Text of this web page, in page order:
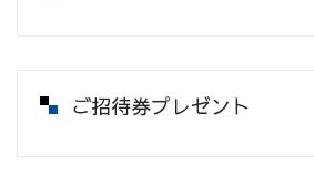
ご招待券プレゼント